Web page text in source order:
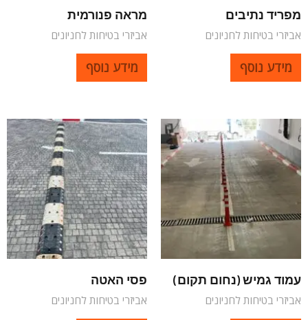
מפריד נתיבים
אביזרי בטיחות לחניונים
מידע נוסף
מראה פנורמית
אביזרי בטיחות לחניונים
מידע נוסף
עמוד גמיש (נחום תקום)
אביזרי בטיחות לחניונים
פסי האטה
אביזרי בטיחות לחניונים